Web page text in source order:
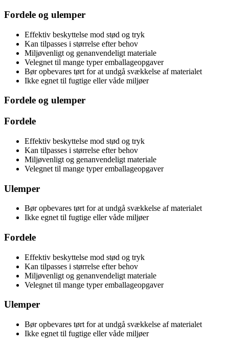
Fordele og ulemper
Effektiv beskyttelse mod stød og tryk
Kan tilpasses i størrelse efter behov
Miljøvenligt og genanvendeligt materiale
Velegnet til mange typer emballageopgaver
Bør opbevares tørt for at undgå svækkelse af materialet
Ikke egnet til fugtige eller våde miljøer
Fordele og ulemper
Fordele
Effektiv beskyttelse mod stød og tryk
Kan tilpasses i størrelse efter behov
Miljøvenligt og genanvendeligt materiale
Velegnet til mange typer emballageopgaver
Ulemper
Bør opbevares tørt for at undgå svækkelse af materialet
Ikke egnet til fugtige eller våde miljøer
Fordele
Effektiv beskyttelse mod stød og tryk
Kan tilpasses i størrelse efter behov
Miljøvenligt og genanvendeligt materiale
Velegnet til mange typer emballageopgaver
Ulemper
Bør opbevares tørt for at undgå svækkelse af materialet
Ikke egnet til fugtige eller våde miljøer